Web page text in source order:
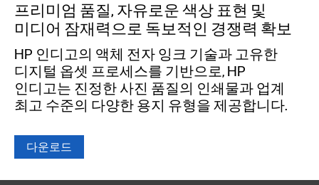
프리미엄 품질, 자유로운 색상 표현 및
미디어 잠재력으로 독보적인 경쟁력 확보
HP 인디고의 액체 전자 잉크 기술과 고유한
디지털 옵셋 프로세스를 기반으로, HP
인디고는 진정한 사진 품질의 인쇄물과 업계
최고 수준의 다양한 용지 유형을 제공합니다.
다운로드